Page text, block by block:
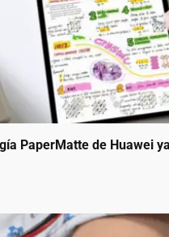
PaperMatte de Huawei